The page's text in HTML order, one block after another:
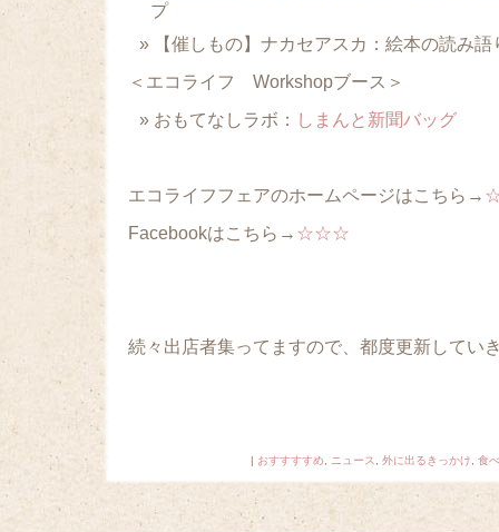
プ
【催しもの】ナカセアスカ：絵本の読み語
＜エコライフ Workshopブース＞
おもてなしラボ： しまんと新聞バッグ
エコライフフェアのホームページはこちら→
Facebookはこちら→ ☆☆☆
続々出店者集ってますので、都度更新してい
| おすすすすめ ニュース 外に出るきっかけ 食